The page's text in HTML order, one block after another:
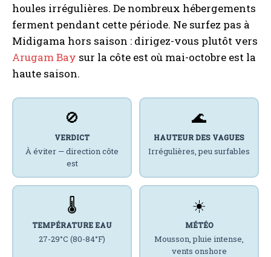
houles irrégulières. De nombreux hébergements
ferment pendant cette période. Ne surfez pas à
Midigama hors saison : dirigez-vous plutôt vers
Arugam Bay sur la côte est où mai-octobre est la
haute saison.
🚫
VERDICT
À éviter — direction côte
est
🌊
HAUTEUR DES VAGUES
Irrégulières, peu surfables
🌡️
TEMPÉRATURE EAU
27-29°C (80-84°F)
☀️
MÉTÉO
Mousson, pluie intense,
vents onshore